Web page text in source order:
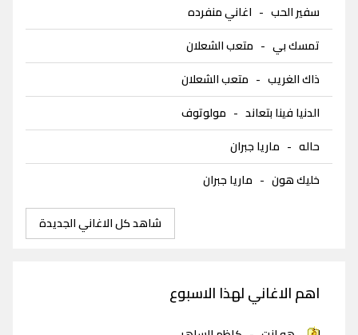
سفير الحب - اغاني منفرده
تمسك بي - متعب الشعلان
ذاك الغريب - متعب الشعلان
الدنيا فينا بتعاند - مولوتوف
حاله - ماريا جبران
خليك هون - ماريا جبران
شاهد كل الاغاني الجديدة
اهم الاغاني لهذا الاسبوع